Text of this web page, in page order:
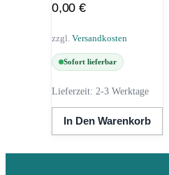
0,00€
zzgl. Versandkosten
Sofort lieferbar
Lieferzeit: 2-3 Werktage
In Den Warenkorb